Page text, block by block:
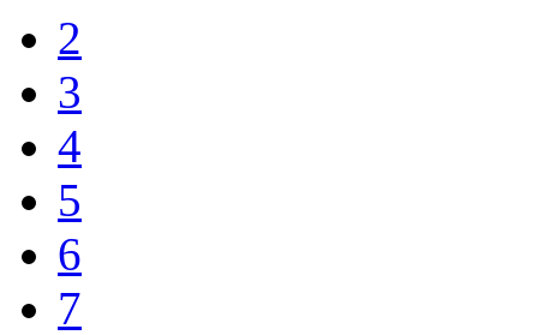
2
3
4
5
6
7